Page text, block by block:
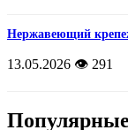
Нержавеющий
13.05.2026 👁️ 291